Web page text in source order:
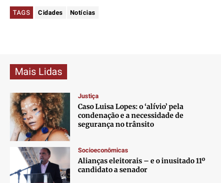
TAGS Cidades Notícias
Mais Lidas
Justiça
Caso Luisa Lopes: o ‘alívio’ pela
condenação e a necessidade de
segurança no trânsito
Socioeconômicas
Alianças eleitorais – e o inusitado 11º
candidato a senador